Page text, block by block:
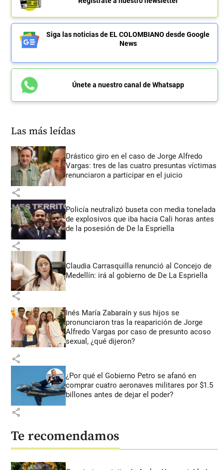
Siga las noticias de EL COLOMBIANO desde Google
News
Únete a nuestro canal de Whatsapp
Las más leídas
Drástico giro en el caso de Jorge Alfredo
Vargas: tres de las cuatro presuntas víctimas
renunciaron a participar en el juicio
share
Policía neutralizó buseta con media tonelada
de explosivos que iba hacia Cali horas antes
de la posesión de De la Espriella
share
Claudia Carrasquilla renunció al Concejo de
Medellín: irá al gobierno de De La Espriella
share
Inés María Zabaraín y sus hijos se
pronunciaron tras la reaparición de Jorge
Alfredo Vargas por caso de presunto acoso
sexual, ¿qué dijeron?
share
¿Por qué el Gobierno Petro se afanó en
comprar cuatro aeronaves militares por $1.5
billones antes de dejar el poder?
share
Te recomendamos